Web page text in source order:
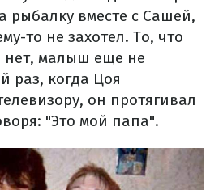
рыбалку вместе с Сашей,
то не захотел. То, что
нет, малыш еще не
раз, когда Цоя
он протягивал
"Это мой папа".